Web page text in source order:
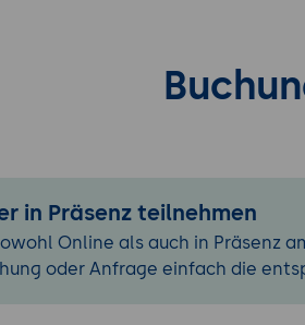
Risikogewichtung und
Eintrittswahrscheinlichkeit
vorliegt, die eine
mit solchen Situationen
4: Präventionsmaßnahmen
in Präsenz teilnehmen
Online als auch in Präsenz
oder Anfrage einfach die